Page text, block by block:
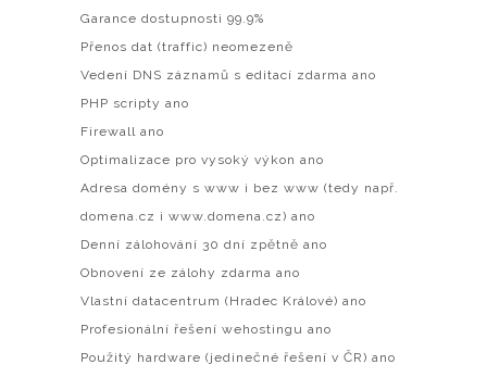
Garance dostupnosti 99.9%
Přenos dat (traffic) neomezeně
Vedení DNS záznamů s editací zdarma ano
PHP scripty ano
Firewall ano
Optimalizace pro vysoký výkon ano
Adresa domény s www i bez www (tedy např.
domena.cz i www.domena.cz) ano
Denní zálohování 30 dní zpětně ano
Obnovení ze zálohy zdarma ano
Vlastní datacentrum (Hradec Králové) ano
Profesionální řešení wehostingu ano
Použitý hardware (jedinečné řešení v ČR) ano